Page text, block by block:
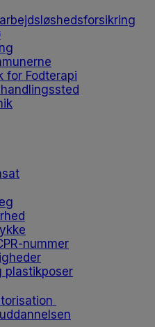
for Fodterapi
nummer
plastikposer